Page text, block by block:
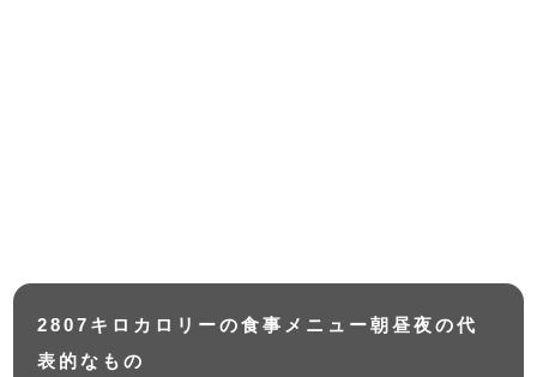
2807キロカロリーの食事メニュー朝昼夜の代
表的なもの